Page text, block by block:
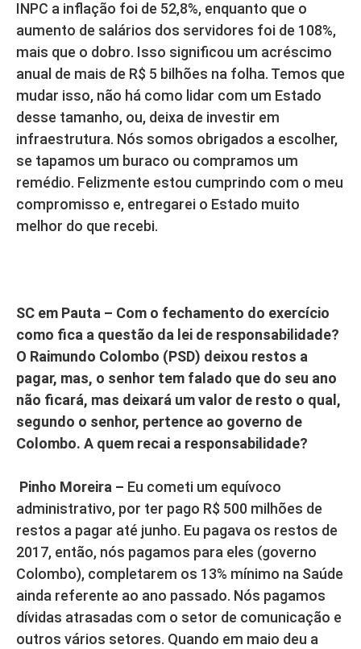
INPC a inflação foi de 52,8%, enquanto que o
aumento de salários dos servidores foi de 108%,
mais que o dobro. Isso significou um acréscimo
anual de mais de R$ 5 bilhões na folha. Temos que
mudar isso, não há como lidar com um Estado
desse tamanho, ou, deixa de investir em
infraestrutura. Nós somos obrigados a escolher,
se tapamos um buraco ou compramos um
remédio. Felizmente estou cumprindo com o meu
compromisso e, entregarei o Estado muito
melhor do que recebi.
SC em Pauta – Com o fechamento do exercício
como fica a questão da lei de responsabilidade?
O Raimundo Colombo (PSD) deixou restos a
pagar, mas, o senhor tem falado que do seu ano
não ficará, mas deixará um valor de resto o qual,
segundo o senhor, pertence ao governo de
Colombo. A quem recai a responsabilidade?
Pinho Moreira – Eu cometi um equívoco
administrativo, por ter pago R$ 500 milhões de
restos a pagar até junho. Eu pagava os restos de
2017, então, nós pagamos para eles (governo
Colombo), completarem os 13% mínimo na Saúde
ainda referente ao ano passado. Nós pagamos
dívidas atrasadas com o setor de comunicação e
outros vários setores. Quando em maio deu a